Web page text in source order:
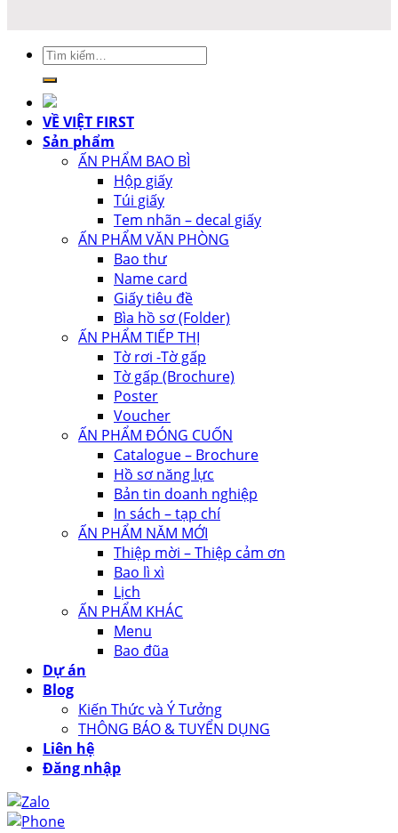
Tìm
kiếm:
VỀ VIỆT FIRST
Sản phẩm
ẤN PHẨM BAO BÌ
Hộp giấy
Túi giấy
Tem nhãn – decal giấy
ẤN PHẨM VĂN PHÒNG
Bao thư
Name card
Giấy tiêu đề
Bìa hồ sơ (Folder)
ẤN PHẨM TIẾP THỊ
Tờ rơi -Tờ gấp
Tờ gấp (Brochure)
Poster
Voucher
ẤN PHẨM ĐÓNG CUỐN
Catalogue – Brochure
Hồ sơ năng lực
Bản tin doanh nghiệp
In sách – tạp chí
ẤN PHẨM NĂM MỚI
Thiệp mời – Thiệp cảm ơn
Bao lì xì
Lịch
ẤN PHẨM KHÁC
Menu
Bao đũa
Dự án
Blog
Kiến Thức và Ý Tưởng
THÔNG BÁO & TUYỂN DỤNG
Liên hệ
Đăng nhập